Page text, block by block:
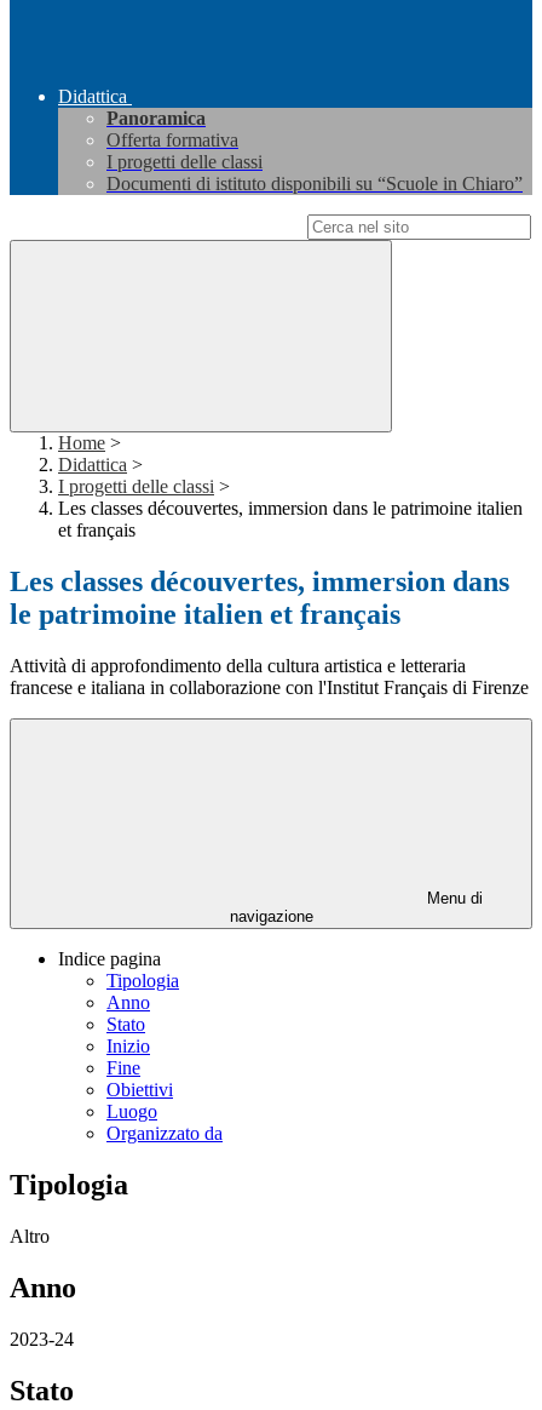
Didattica
Panoramica
Offerta formativa
I progetti delle classi
Documenti di istituto disponibili su “Scuole in Chiaro”
Home >
Didattica >
I progetti delle classi >
Les classes découvertes, immersion dans le patrimoine italien
et français
Les classes découvertes, immersion dans
le patrimoine italien et français
Attività di approfondimento della cultura artistica e letteraria
francese e italiana in collaborazione con l'Institut Français di Firenze
Menu di
navigazione
Indice pagina
Tipologia
Anno
Stato
Inizio
Fine
Obiettivi
Luogo
Organizzato da
Tipologia
Altro
Anno
2023-24
Stato